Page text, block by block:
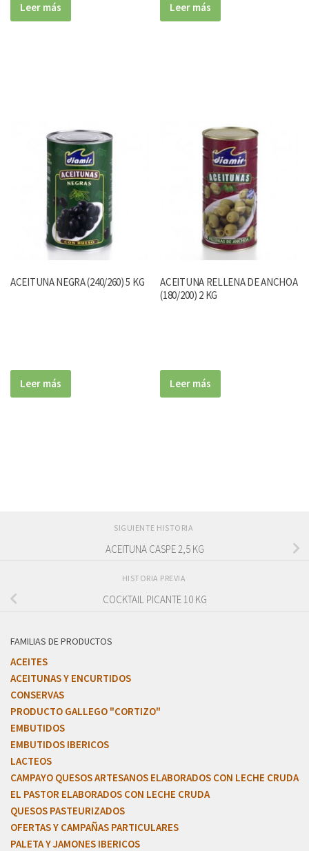
Leer más Leer más
ACEITUNA NEGRA (240/260) 5 KG
Leer más
ACEITUNA RELLENA DE ANCHOA
(180/200) 2 KG
Leer más
SIGUIENTE HISTORIA
ACEITUNA CASPE 2,5 KG
HISTORIA PREVIA
COCKTAIL PICANTE 10 KG
FAMILIAS DE PRODUCTOS
ACEITES
ACEITUNAS Y ENCURTIDOS
CONSERVAS
PRODUCTO GALLEGO "CORTIZO"
EMBUTIDOS
EMBUTIDOS IBERICOS
LACTEOS
CAMPAYO QUESOS ARTESANOS ELABORADOS CON LECHE CRUDA
EL PASTOR ELABORADOS CON LECHE CRUDA
QUESOS PASTEURIZADOS
OFERTAS Y CAMPAÑAS PARTICULARES
PALETA Y JAMONES IBERICOS